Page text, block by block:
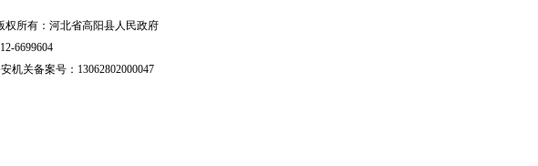
权所有：河北省高阳县人民政府
6699604
机关备案号：13062802000047